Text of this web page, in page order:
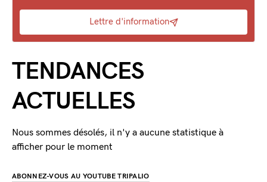
Lettre d'information
TENDANCES
ACTUELLES
Nous sommes désolés, il n'y a aucune statistique à
afficher pour le moment
ABONNEZ-VOUS AU YOUTUBE TRIPALIO